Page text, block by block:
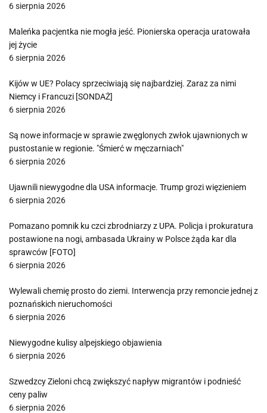
6 sierpnia 2026
Maleńka pacjentka nie mogła jeść. Pionierska operacja uratowała
jej życie
6 sierpnia 2026
Kijów w UE? Polacy sprzeciwiają się najbardziej. Zaraz za nimi
Niemcy i Francuzi [SONDAŻ]
6 sierpnia 2026
Są nowe informacje w sprawie zwęglonych zwłok ujawnionych w
pustostanie w regionie. "Śmierć w męczarniach"
6 sierpnia 2026
Ujawnili niewygodne dla USA informacje. Trump grozi więzieniem
6 sierpnia 2026
Pomazano pomnik ku czci zbrodniarzy z UPA. Policja i prokuratura
postawione na nogi, ambasada Ukrainy w Polsce żąda kar dla
sprawców [FOTO]
6 sierpnia 2026
Wylewali chemię prosto do ziemi. Interwencja przy remoncie jednej z
poznańskich nieruchomości
6 sierpnia 2026
Niewygodne kulisy alpejskiego objawienia
6 sierpnia 2026
Szwedzcy Zieloni chcą zwiększyć napływ migrantów i podnieść
ceny paliw
6 sierpnia 2026